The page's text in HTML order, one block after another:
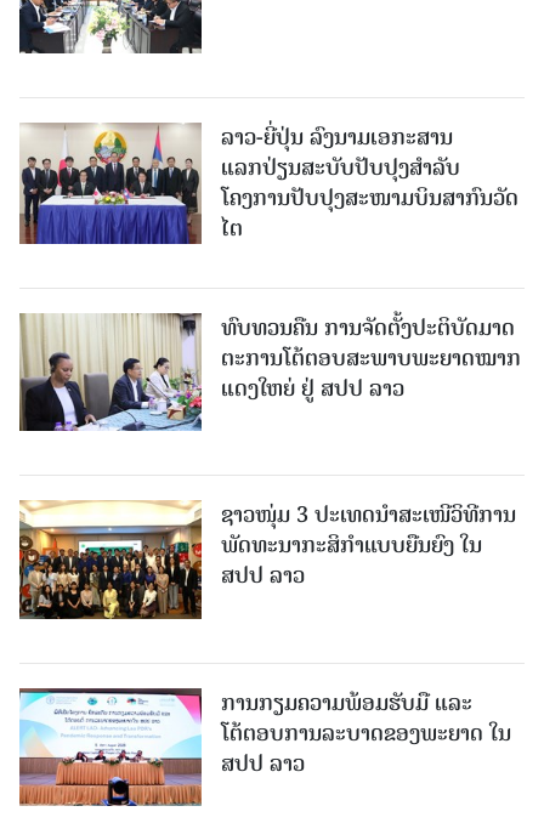
ລາວ-ຍີ່ປຸ່ນ ລົງນາມເອກະສານ
ແລກປ່ຽນສະບັບປັບປຸງສໍາລັບ
ໂຄງການປັບປຸງສະໜາມບິນສາກົນວັດ
ໄຕ
ທົບທວນຄືນ ການຈັດຕັ້ງປະຕິບັດມາດ
ຕະການໂຕ້ຕອບສະພາບພະຍາດໝາກ
ແດງໃຫຍ່ ຢູ່ ສປປ ລາວ
ຊາວໜຸ່ມ 3 ປະເທດນຳສະເໜີວິທີການ
ພັດທະນາກະສິກຳແບບຍືນຍົງ ໃນ
ສປປ ລາວ
ການກຽມຄວາມພ້ອມຮັບມື ແລະ
ໂຕ້ຕອບການລະບາດຂອງພະຍາດ ໃນ
ສປປ ລາວ